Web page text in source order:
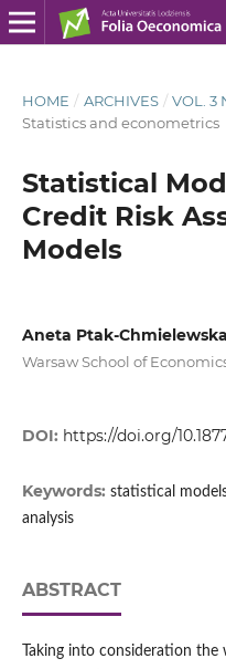
HOME / ARCHIVES / VOL. 3
Statistics and econometrics
Statistical
Credit Risk
Models
Aneta Ptak-Chmielewska
Warsaw School of
DOI: https://doi.org/
Keywords: statistical
analysis
ABSTRACT
Taking into consideration